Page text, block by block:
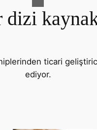
dizi
ticari
ediyor.